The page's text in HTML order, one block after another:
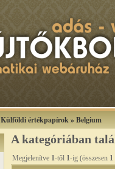
Külföldi értékpapírok»Belgium
A kategóriában
Megjelenítve 1-től 1-ig (összesen 1